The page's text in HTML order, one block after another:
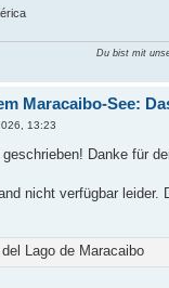
Du bist mit
Maracaibo-See:
13:23
Danke für
nicht verfügbar
Lago de Maracaibo